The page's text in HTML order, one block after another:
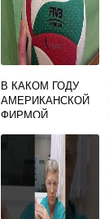
В КАКОМ ГОДУ
АМЕРИКАНСКОЙ
ФИРМОЙ
ИЗГОТОВЛЕНЫ
ПЕРВЫЕ
ВОЛЕЙБОЛЬНЫЕ
МЯЧИ